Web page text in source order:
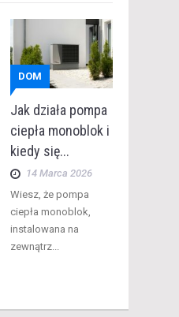
DOM
Jak działa pompa
ciepła monoblok i
kiedy się...
14 Marca 2026
​Wiesz, że pompa
ciepła monoblok,
instalowana na
zewnątrz...